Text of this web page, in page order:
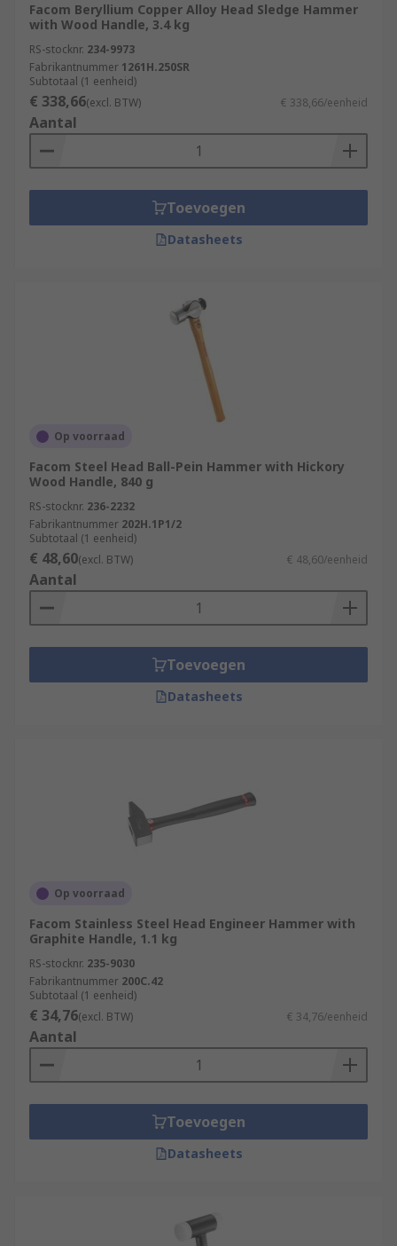
Facom Beryllium Copper Alloy Head Sledge Hammer
with Wood Handle, 3.4 kg
RS-stocknr. 234-9973
Fabrikantnummer 1261H.250SR
Subtotaal (1 eenheid)
€ 338,66(excl. BTW) € 338,66/eenheid
Aantal
Toevoegen
Datasheets
Op voorraad
Facom Steel Head Ball-Pein Hammer with Hickory
Wood Handle, 840 g
RS-stocknr. 236-2232
Fabrikantnummer 202H.1P1/2
Subtotaal (1 eenheid)
€ 48,60(excl. BTW) € 48,60/eenheid
Aantal
Toevoegen
Datasheets
Op voorraad
Facom Stainless Steel Head Engineer Hammer with
Graphite Handle, 1.1 kg
RS-stocknr. 235-9030
Fabrikantnummer 200C.42
Subtotaal (1 eenheid)
€ 34,76(excl. BTW) € 34,76/eenheid
Aantal
Toevoegen
Datasheets